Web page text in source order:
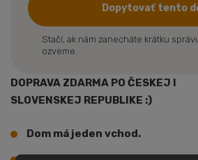
Dopytovať tento
Stačí, ak nám zanecháte krátku
ozveme.
DOPRAVA ZDARMA PO ČESKEJ I
SLOVENSKEJ REPUBLIKE :)
Dom má jeden vchod.